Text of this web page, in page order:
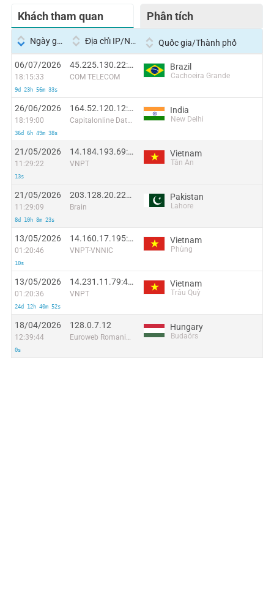
Khách tham quan Phân tích
Ngày giờ Địa chỉ IP/Nhà cung cấp dịch vụ Quốc gia/Thành phố
06/07/2026
18:15:33
9d 23h 56m 33s
45.225.130.22:55953
COM TELECOM
Brazil
Cachoeira Grande
26/06/2026
18:19:00
36d 6h 49m 38s
164.52.120.12:27433
Capitalonline Data Service (HK) Co
India
New Delhi
21/05/2026
11:29:22
13s
14.184.193.69:54401
VNPT
Vietnam
Tân An
21/05/2026
11:29:09
8d 10h 8m 23s
203.128.20.221:55872
Brain
Pakistan
Lahore
13/05/2026
01:20:46
10s
14.160.17.195:50720
VNPT-VNNIC
Vietnam
Phùng
13/05/2026
01:20:36
24d 12h 40m 52s
14.231.11.79:45310
VNPT
Vietnam
Trâu Quỳ
18/04/2026
12:39:44
0s
128.0.7.12
Euroweb Romania S.R.L.
Hungary
Budaörs